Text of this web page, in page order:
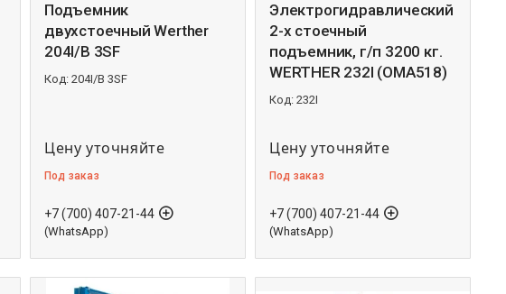
Подъемник
двухстоечный Werther
204I/B 3SF
204I/B 3SF
Цену уточняйте
Под заказ
+7 (700) 407-21-44
(WhatsApp)
Электрогидравлический
2-х стоечный
подъемник, г/п 3200 кг.
WERTHER 232I (OMA518)
232I
Цену уточняйте
Под заказ
+7 (700) 407-21-44
(WhatsApp)